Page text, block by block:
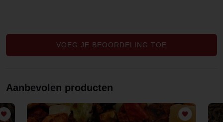
VOEG JE BEOORDELING TOE
Aanbevolen producten